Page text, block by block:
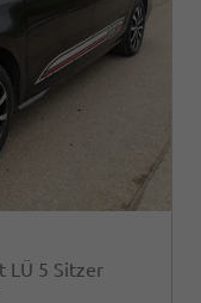
LÜ 5 Sitzer